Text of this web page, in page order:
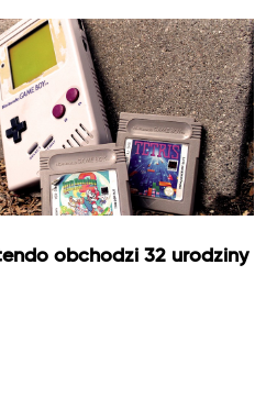
obchodzi 32 urodziny